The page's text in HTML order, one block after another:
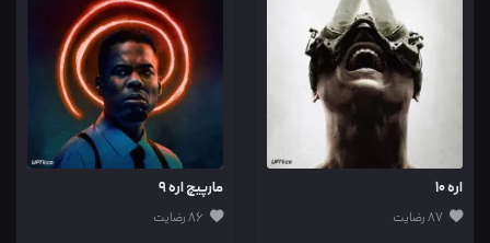
اره 10 مارپیچ اره 9